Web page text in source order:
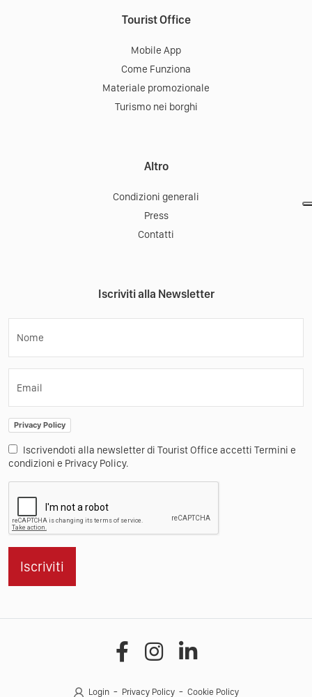
Tourist Office
Mobile App
Come Funziona
Materiale promozionale
Turismo nei borghi
Altro
Condizioni generali
Press
Contatti
Iscriviti alla Newsletter
Nome
Email
Privacy Policy
Iscrivendoti alla newsletter di Tourist Office accetti Termini e
condizioni e Privacy Policy.
Iscriviti
Login Privacy Policy Cookie Policy